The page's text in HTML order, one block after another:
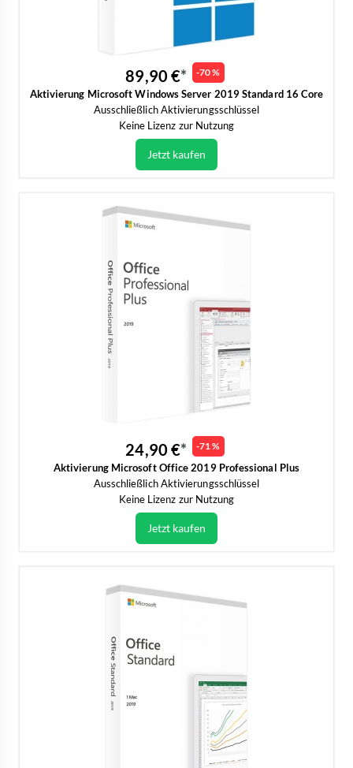
89,90 € -70 %
Aktivierung Microsoft Windows Server 2019 Standard 16 Core
Ausschließlich Aktivierungsschlüssel
Keine Lizenz zur Nutzung
Jetzt kaufen
24,90 € -71 %
Aktivierung Microsoft Office 2019 Professional Plus
Ausschließlich Aktivierungsschlüssel
Keine Lizenz zur Nutzung
Jetzt kaufen